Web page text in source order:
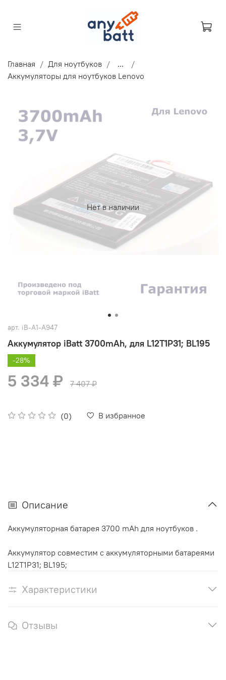
Главная Для ноутбуков
...
Аккумуляторы для ноутбуков Lenovo
Нет в наличии
арт. iB-A1-A947
Аккумулятор iBatt 3700mAh, для L12T1P31; BL195
(0) В избранное
-28%
5 334 ₽ 7 407 ₽
Описание
Аккумуляторная батарея 3700 mAh для ноутбуков .
Аккумулятор cовместим с аккумуляторными батареями
L12T1P31; BL195;
Характеристики
Отзывы